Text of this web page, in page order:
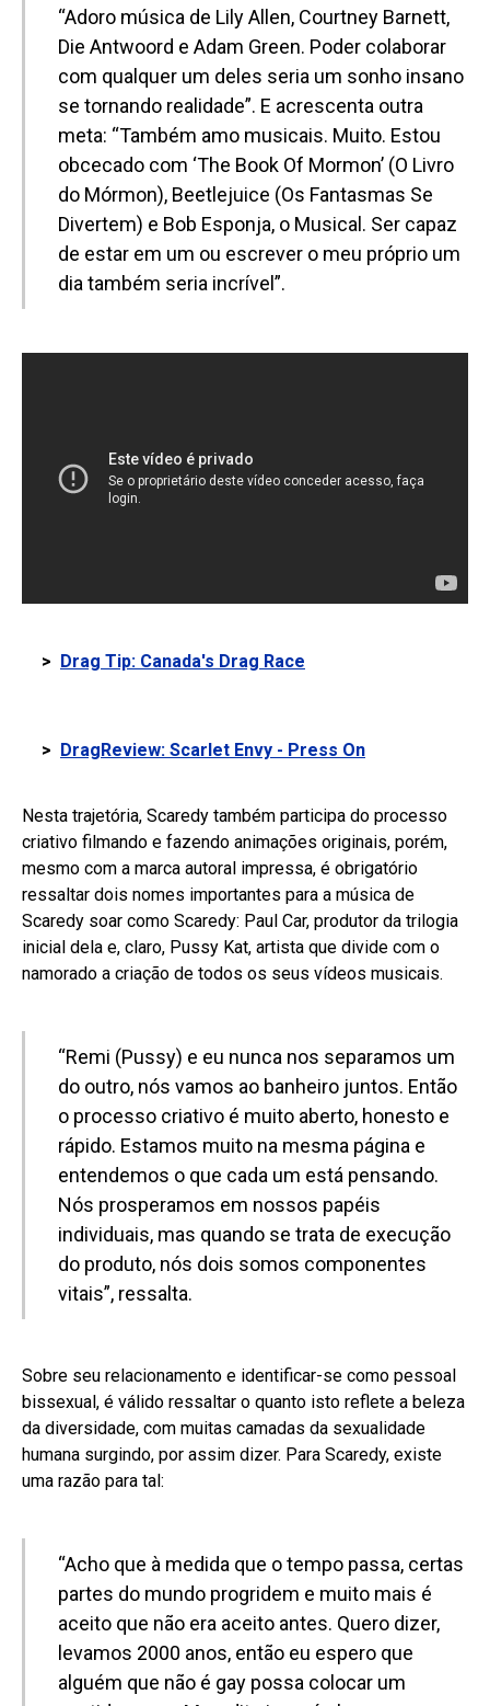
“Adoro música de Lily Allen, Courtney Barnett,
Die Antwoord e Adam Green. Poder colaborar
com qualquer um deles seria um sonho insano
se tornando realidade”. E acrescenta outra
meta: “Também amo musicais. Muito. Estou
obcecado com ‘The Book Of Mormon’ (O Livro
do Mórmon), Beetlejuice (Os Fantasmas Se
Divertem) e Bob Esponja, o Musical. Ser capaz
de estar em um ou escrever o meu próprio um
dia também seria incrível”.
> Drag Tip: Canada's Drag Race
> DragReview: Scarlet Envy - Press On
Nesta trajetória, Scaredy também participa do processo
criativo filmando e fazendo animações originais, porém,
mesmo com a marca autoral impressa, é obrigatório
ressaltar dois nomes importantes para a música de
Scaredy soar como Scaredy: Paul Car, produtor da trilogia
inicial dela e, claro, Pussy Kat, artista que divide com o
namorado a criação de todos os seus vídeos musicais.
“Remi (Pussy) e eu nunca nos separamos um
do outro, nós vamos ao banheiro juntos. Então
o processo criativo é muito aberto, honesto e
rápido. Estamos muito na mesma página e
entendemos o que cada um está pensando.
Nós prosperamos em nossos papéis
individuais, mas quando se trata de execução
do produto, nós dois somos componentes
vitais”, ressalta.
Sobre seu relacionamento e identificar-se como pessoal
bissexual, é válido ressaltar o quanto isto reflete a beleza
da diversidade, com muitas camadas da sexualidade
humana surgindo, por assim dizer. Para Scaredy, existe
uma razão para tal:
“Acho que à medida que o tempo passa, certas
partes do mundo progridem e muito mais é
aceito que não era aceito antes. Quero dizer,
levamos 2000 anos, então eu espero que
alguém que não é gay possa colocar um